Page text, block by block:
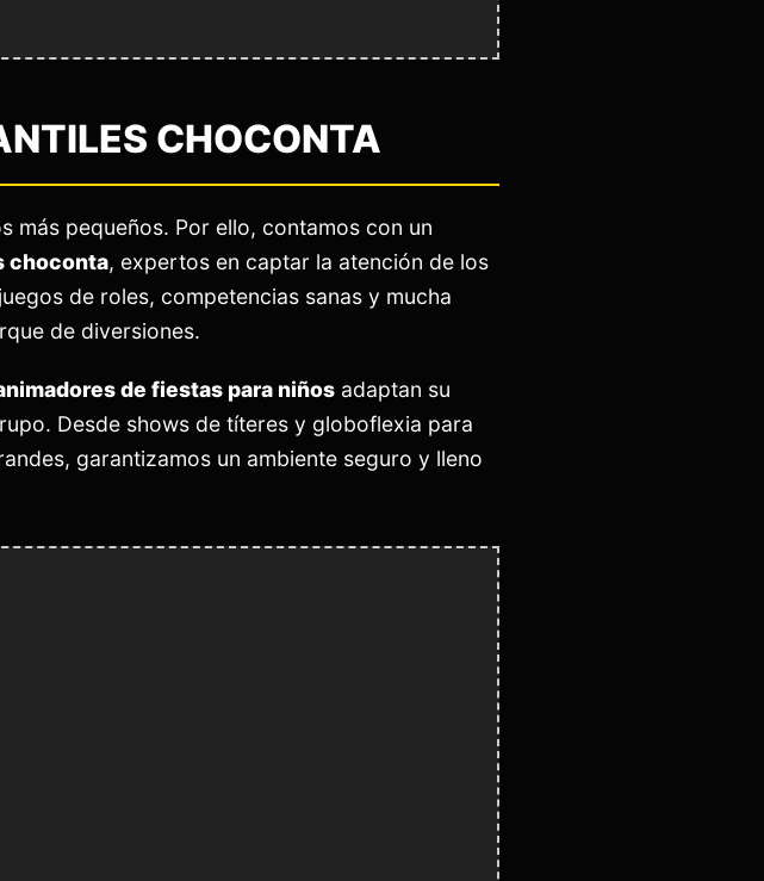
CHOCONTA
más pequeños. Por ello, contamos con un
choconta, expertos en captar la atención de los
de roles, competencias sanas y mucha
de diversiones.
de fiestas para niños adaptan su
Desde shows de títeres y globoflexia para
garantizamos un ambiente seguro y lleno